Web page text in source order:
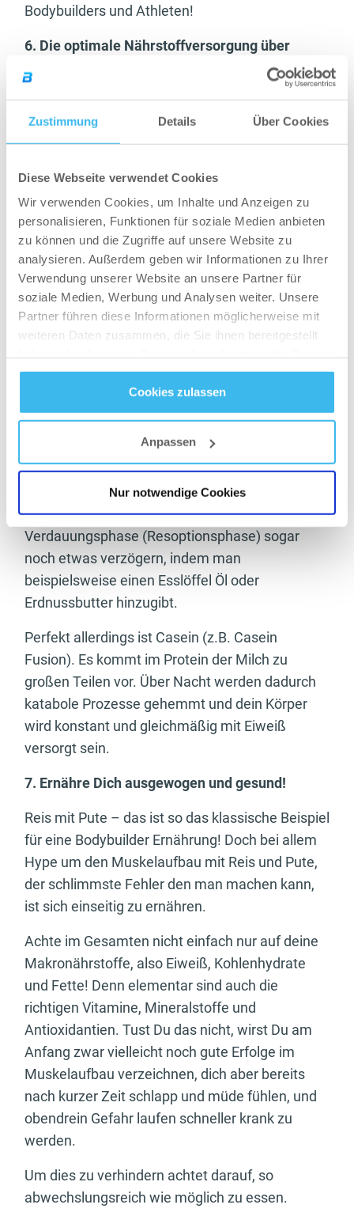
Zustimmung Details Über Cookies
Diese Webseite verwendet Cookies
Wir verwenden Cookies, um Inhalte und Anzeigen zu
personalisieren, Funktionen für soziale Medien anbieten
zu können und die Zugriffe auf unsere Website zu
analysieren. Außerdem geben wir Informationen zu Ihrer
Verwendung unserer Website an unsere Partner für
soziale Medien, Werbung und Analysen weiter. Unsere
Partner führen diese Informationen möglicherweise mit
weiteren Daten zusammen, die Sie ihnen bereitgestellt
gesammelt haben.
Datenschutz- undCookie-Richtlinien
Cookies zulassen
Anpassen
Nur notwendige Cookies
Bodybuilders und Athleten!
6. Die optimale Nährstoffversorgung über
Nacht!
Dass ausreichend Schlaf sehr wichtig ist, das
weißt Du ja nun schon. Du kannst den
Schlafeffekt allerdings noch maximieren, indem
du deinen Körper vor dem Schlafen gehen
Stelle Dir deinen Stoffwechsel vor wie einen
Kaminofen: Man legt tagsüber regelmäßig
immer etwas Holz nach und abends dann ein
Brikett, so dass am nächsten Morgen der Kamin
noch an ist bzw. lodert und noch etwas Wärme
abgibt! Beim Körper ist es genau das Gleiche!
Tagsüber sollten regelmäßige Mahlzeiten
optimale Versorgung mit Nährstoffen
gewährleistet! Optimal eignen sich dafür
Produkte, in welchen ein Milcheiweiß enthalten
ist. Magerquark oder körniger Frischkäse sind
dazu sehr geeignet. Optional kann man die
Verdauungsphase (Resoptionsphase) sogar
noch etwas verzögern, indem man
beispielsweise einen Esslöffel Öl oder
Erdnussbutter hinzugibt.
Perfekt allerdings ist Casein (z.B. Casein
Fusion). Es kommt im Protein der Milch zu
großen Teilen vor. Über Nacht werden dadurch
katabole Prozesse gehemmt und dein Körper
wird konstant und gleichmäßig mit Eiweiß
versorgt sein.
7. Ernähre Dich ausgewogen und gesund!
Reis mit Pute – das ist so das klassische Beispiel
für eine Bodybuilder Ernährung! Doch bei allem
Hype um den Muskelaufbau mit Reis und Pute,
der schlimmste Fehler den man machen kann,
ist sich einseitig zu ernähren.
Achte im Gesamten nicht einfach nur auf deine
Makronährstoffe, also Eiweiß, Kohlenhydrate
und Fette! Denn elementar sind auch die
richtigen Vitamine, Mineralstoffe und
Antioxidantien. Tust Du das nicht, wirst Du am
Anfang zwar vielleicht noch gute Erfolge im
Muskelaufbau verzeichnen, dich aber bereits
nach kurzer Zeit schlapp und müde fühlen, und
obendrein Gefahr laufen schneller krank zu
werden.
Um dies zu verhindern achtet darauf, so
abwechslungsreich wie möglich zu essen.